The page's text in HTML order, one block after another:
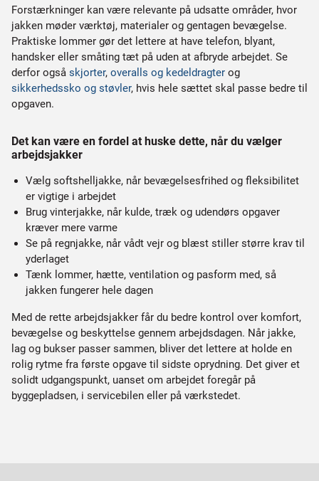
Forstærkninger kan være relevante på udsatte områder, hvor
jakken møder værktøj, materialer og gentagen bevægelse.
Praktiske lommer gør det lettere at have telefon, blyant,
handsker eller småting tæt på uden at afbryde arbejdet. Se
derfor også skjorter, overalls og kedeldragter og
sikkerhedssko og støvler, hvis hele sættet skal passe bedre til
opgaven.
Det kan være en fordel at huske dette, når du vælger
arbejdsjakker
Vælg softshelljakke, når bevægelsesfrihed og fleksibilitet
er vigtige i arbejdet
Brug vinterjakke, når kulde, træk og udendørs opgaver
kræver mere varme
Se på regnjakke, når vådt vejr og blæst stiller større krav til
yderlaget
Tænk lommer, hætte, ventilation og pasform med, så
jakken fungerer hele dagen
Med de rette arbejdsjakker får du bedre kontrol over komfort,
bevægelse og beskyttelse gennem arbejdsdagen. Når jakke,
lag og bukser passer sammen, bliver det lettere at holde en
rolig rytme fra første opgave til sidste oprydning. Det giver et
solidt udgangspunkt, uanset om arbejdet foregår på
byggepladsen, i servicebilen eller på værkstedet.